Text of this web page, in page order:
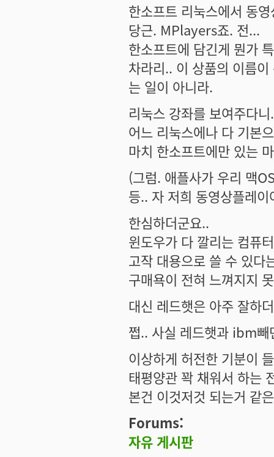
한소프트 리눅스에서 동
당근. MPlayers죠. 전...
한소프트에 담긴게 뭔가
차라리.. 이 상품의 이름
는 일이 아니라.
리눅스 강좌를 보여주다
어느 리눅스에나 다 기본
마치 한소프트에만 있는
(그럼. 애플사가 우리 맥
등.. 자 저희 동영상플레
한심하더군요..
윈도우가 다 깔리는 컴퓨
고작 대용으로 쓸 수 있다
구매욕이 전혀 느껴지지
대신 레드햇은 아주 잘하
쩝.. 사실 레드햇과 ibm빼
이상하게 허전한 기분이
태평양관 꽉 채워서 하는
본건 이것저것 되는거 같
Forums:
자유 게시판